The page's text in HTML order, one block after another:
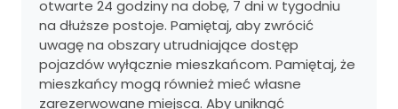
otwarte 24 godziny na dobę, 7 dni w tygodniu
na dłuższe postoje. Pamiętaj, aby zwrócić
uwagę na obszary utrudniające dostęp
pojazdów wyłącznie mieszkańcom. Pamiętaj, że
mieszkańcy mogą również mieć własne
zarezerwowane miejsca. Aby uniknąć